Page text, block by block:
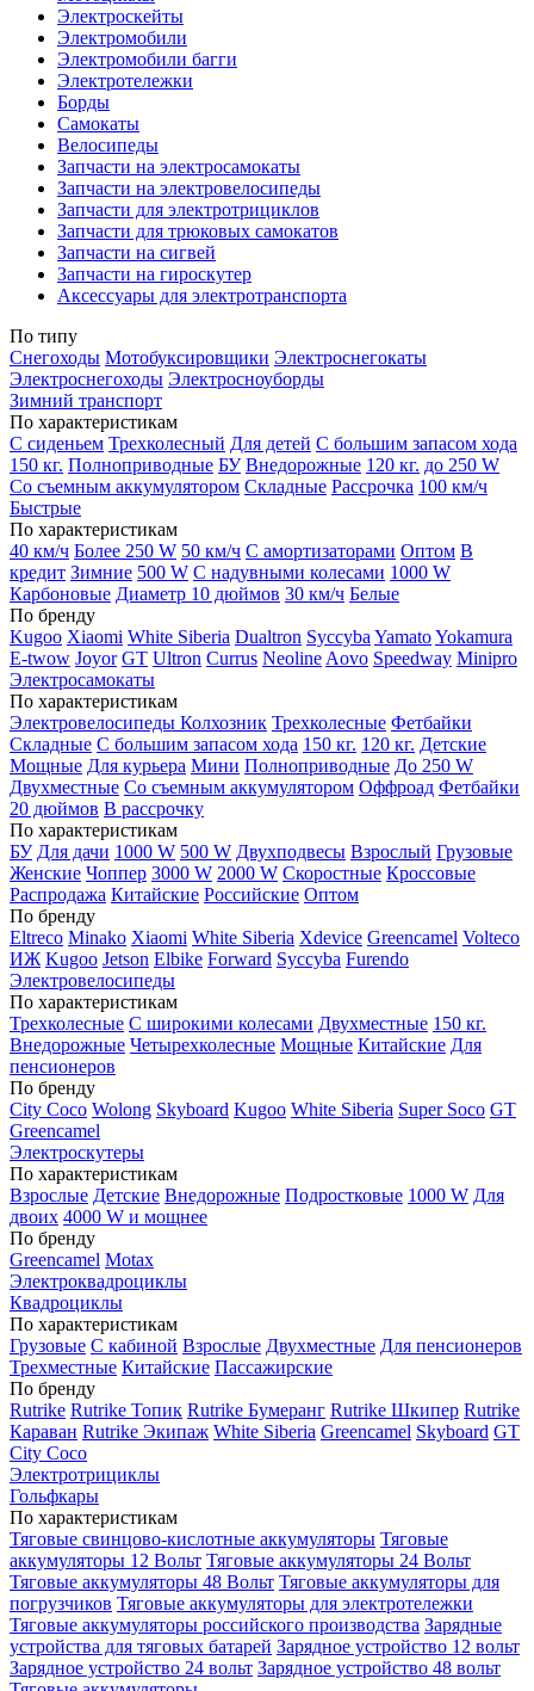
Электроскейты
Электромобили
Электромобили багги
Электротележки
Борды
Самокаты
Велосипеды
Запчасти на электросамокаты
Запчасти на электровелосипеды
Запчасти для электротрициклов
Запчасти для трюковых самокатов
Запчасти на сигвей
Запчасти на гироскутер
Аксессуары для электротранспорта
По типу
Снегоходы Мотобуксировщики Электроснегокаты
Электроснегоходы Электросноуборды
Зимний транспорт
По характеристикам
С сиденьем Трехколесный Для детей С большим запасом хода
150 кг. Полноприводные БУ Внедорожные 120 кг. до 250 W
Со съемным аккумулятором Складные Рассрочка 100 км/ч
Быстрые
По характеристикам
40 км/ч Более 250 W 50 км/ч С амортизаторами Оптом В
кредит Зимние 500 W С надувными колесами 1000 W
Карбоновые Диаметр 10 дюймов 30 км/ч Белые
По бренду
Kugoo Xiaomi White Siberia Dualtron Syccyba YamatoYokamura
E-twow Joyor GT Ultron Currus Neoline Aovo Speedway Minipro
Электросамокаты
По характеристикам
Электровелосипеды Колхозник Трехколесные Фетбайки
Складные С большим запасом хода 150 кг. 120 кг. Детские
Мощные Для курьера Мини Полноприводные До 250 W
Двухместные Со съемным аккумулятором Оффроад Фетбайки
20 дюймов В рассрочку
По характеристикам
БУ Для дачи 1000 W 500 W Двухподвесы Взрослый Грузовые
Женские Чоппер 3000 W 2000 W Скоростные Кроссовые
Распродажа Китайские Российские Оптом
По бренду
Eltreco Minako Xiaomi White Siberia Xdevice Greencamel Volteco
ИЖ Kugoo Jetson Elbike Forward Syccyba Furendo
Электровелосипеды
По характеристикам
Трехколесные С широкими колесами Двухместные 150 кг.
Внедорожные Четырехколесные Мощные Китайские Для
пенсионеров
По бренду
City Coco Wolong Skyboard Kugoo White Siberia Super Soco GT
Greencamel
Электроскутеры
По характеристикам
Взрослые Детские Внедорожные Подростковые 1000 W Для
двоих 4000 W и мощнее
По бренду
Greencamel Motax
Электроквадроциклы
Квадроциклы
По характеристикам
Грузовые С кабиной Взрослые Двухместные Для пенсионеров
Трехместные Китайские Пассажирские
По бренду
Rutrike Rutrike Топик Rutrike Бумеранг Rutrike Шкипер Rutrike
Караван Rutrike Экипаж White Siberia Greencamel Skyboard GT
City Coco
Электротрициклы
Гольфкары
По характеристикам
Тяговые свинцово-кислотные аккумуляторы Тяговые
аккумуляторы 12 Вольт Тяговые аккумуляторы 24 Вольт
Тяговые аккумуляторы 48 Вольт Тяговые аккумуляторы для
погрузчиков Тяговые аккумуляторы для электротележки
Тяговые аккумуляторы российского производства Зарядные
устройства для тяговых батарей Зарядное устройство 12 вольт
Зарядное устройство 24 вольт Зарядное устройство 48 вольт